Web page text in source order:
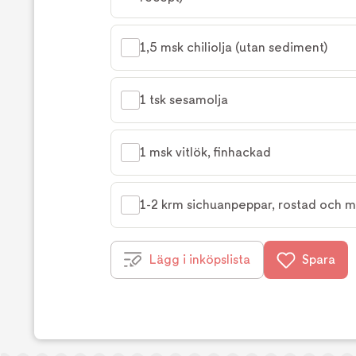
1,5 msk chiliolja (utan sediment)
1 tsk sesamolja
1 msk vitlök, finhackad
1-2 krm sichuanpeppar, rostad och
Lägg i inköpslista Spara